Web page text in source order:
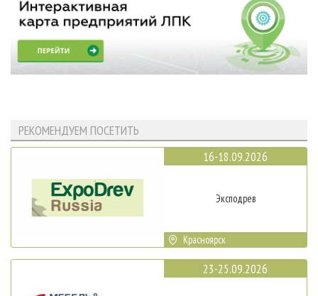
РЕКОМЕНДУЕМ ПОСЕТИТЬ
16-18.09.2026
Эксподрев
Красноярск
23-25.09.2026